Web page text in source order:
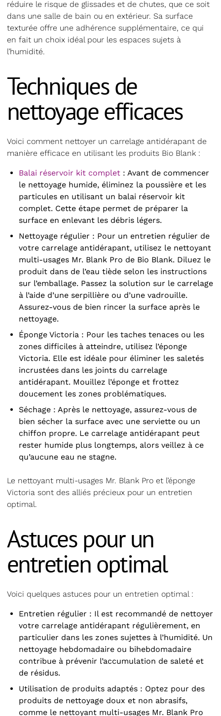
réduire le risque de glissades et de chutes, que ce soit
dans une salle de bain ou en extérieur. Sa surface
texturée offre une adhérence supplémentaire, ce qui
en fait un choix idéal pour les espaces sujets à
l’humidité.
Techniques de
nettoyage efficaces
Voici comment nettoyer un carrelage antidérapant de
manière efficace en utilisant les produits Bio Blank :
Balai réservoir kit complet: Avant de commencer
le nettoyage humide, éliminez la poussière et les
particules en utilisant un balai réservoir kit
complet. Cette étape permet de préparer la
surface en enlevant les débris légers.
Nettoyage régulier : Pour un entretien régulier de
votre carrelage antidérapant, utilisez le nettoyant
multi-usages Mr. Blank Pro de Bio Blank. Diluez le
produit dans de l’eau tiède selon les instructions
sur l’emballage. Passez la solution sur le carrelage
à l’aide d’une serpillière ou d’une vadrouille.
Assurez-vous de bien rincer la surface après le
nettoyage.
Éponge Victoria : Pour les taches tenaces ou les
zones difficiles à atteindre, utilisez l’éponge
Victoria. Elle est idéale pour éliminer les saletés
incrustées dans les joints du carrelage
antidérapant. Mouillez l’éponge et frottez
doucement les zones problématiques.
Séchage : Après le nettoyage, assurez-vous de
bien sécher la surface avec une serviette ou un
chiffon propre. Le carrelage antidérapant peut
rester humide plus longtemps, alors veillez à ce
qu’aucune eau ne stagne.
Le nettoyant multi-usages Mr. Blank Pro et l’éponge
Victoria sont des alliés précieux pour un entretien
optimal.
Astuces pour un
entretien optimal
Voici quelques astuces pour un entretien optimal :
Entretien régulier : Il est recommandé de nettoyer
votre carrelage antidérapant régulièrement, en
particulier dans les zones sujettes à l’humidité. Un
nettoyage hebdomadaire ou bihebdomadaire
contribue à prévenir l’accumulation de saleté et
de résidus.
Utilisation de produits adaptés : Optez pour des
produits de nettoyage doux et non abrasifs,
comme le nettoyant multi-usages Mr. Blank Pro